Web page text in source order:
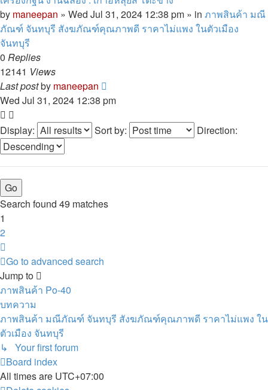
by maneepan » Wed Jul 31, 2024 12:38 pm » in ภาพสินค้า มณี
ภัณฑ์ จันทบุรี สังฆภัณฑ์คุณภาพดี ราคาไม่แพง ในตัวเมือง
จันทบุรี
0 Replies
12141 Views
Last postby maneepan
Wed Jul 31, 2024 12:38 pm
Display: Sort by: Direction:
Search found 49 matches
1
2
Go to advanced search
Jump to
ภาพสินค้า Po-40
บทความ
ภาพสินค้า มณีภัณฑ์ จันทบุรี สังฆภัณฑ์คุณภาพดี ราคาไม่แพง ใน
ตัวเมือง จันทบุรี
↳ Your first forum
Board index
All times are UTC+07:00